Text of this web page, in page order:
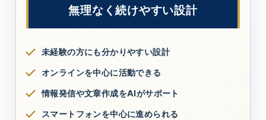
無理なく続けやすい設計
未経験の方にも分かりやすい設計
オンラインを中心に活動できる
情報発信や文章作成をAIがサポート
スマートフォンを中心に進められる